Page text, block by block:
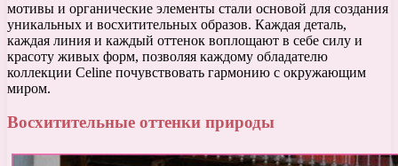
мотивы и органические элементы стали основой для создания
уникальных и восхитительных образов. Каждая деталь,
каждая линия и каждый оттенок воплощают в себе силу и
красоту живых форм, позволяя каждому обладателю
коллекции Celine почувствовать гармонию с окружающим
миром.
Восхитительные оттенки природы